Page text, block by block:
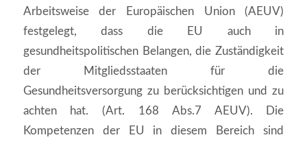
Arbeitsweise der Europäischen Union (AEUV)
festgelegt, dass die EU auch in
gesundheitspolitischen Belangen, die Zuständigkeit
der Mitgliedsstaaten für die
Gesundheitsversorgung zu berücksichtigen und zu
achten hat. (Art. 168 Abs.7 AEUV). Die
Kompetenzen der EU in diesem Bereich sind